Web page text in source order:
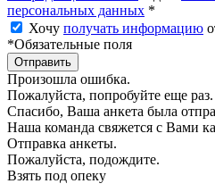
персональных данных *
Хочу получать информацию
*Обязательные поля
Отправить
Произошла ошибка.
Пожалуйста, попробуйте еще раз.
Спасибо, Ваша анкета была
Наша команда свяжется с Вами
Отправка анкеты.
Пожалуйста, подождите.
Взять под опеку